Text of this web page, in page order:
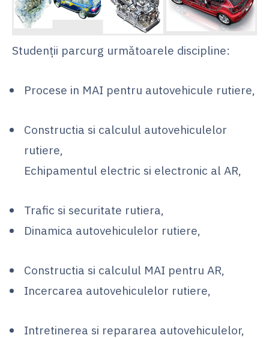
Studenții parcurg următoarele discipline:
Procese in MAI pentru autovehicule rutiere,
Constructia si calculul autovehiculelor
rutiere,
Echipamentul electric si electronic al AR,
Trafic si securitate rutiera,
Dinamica autovehiculelor rutiere,
Constructia si calculul MAI pentru AR,
Incercarea autovehiculelor rutiere,
Intretinerea si repararea autovehiculelor,